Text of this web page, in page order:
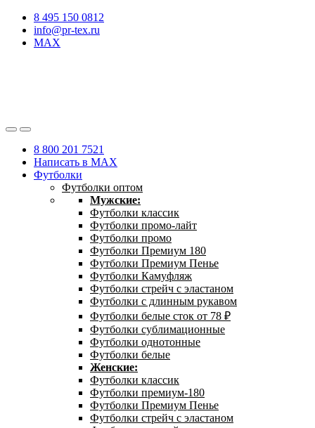
8 495 150 0812
info@pr-tex.ru
MAX
8 800 201 7521
Написать в MAX
Футболки
Футболки оптом
Мужские:
Футболки классик
Футболки промо-лайт
Футболки промо
Футболки Премиум 180
Футболки Премиум Пенье
Футболки Камуфляж
Футболки стрейч с эластаном
Футболки с длинным рукавом
Футболки белые сток от 78 ₽
Футболки сублимационные
Футболки однотонные
Футболки белые
Женские:
Футболки классик
Футболки премиум-180
Футболки Премиум Пенье
Футболки стрейч с эластаном